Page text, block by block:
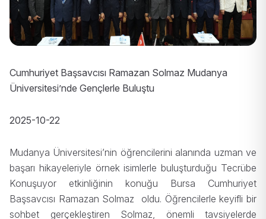
Cumhuriyet Başsavcısı Ramazan Solmaz Mudanya
Üniversitesi’nde Gençlerle Buluştu
2025-10-22
Mudanya Üniversitesi’nin öğrencilerini alanında uzman ve
başarı hikayeleriyle örnek isimlerle buluşturduğu Tecrübe
Konuşuyor etkinliğinin konuğu Bursa Cumhuriyet
Başsavcısı Ramazan Solmaz oldu. Öğrencilerle keyifli bir
sohbet gerçekleştiren Solmaz, önemli tavsiyelerde